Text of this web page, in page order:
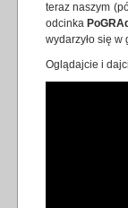
teraz naszym
odcinka
wydarzyło się
Oglądajcie i